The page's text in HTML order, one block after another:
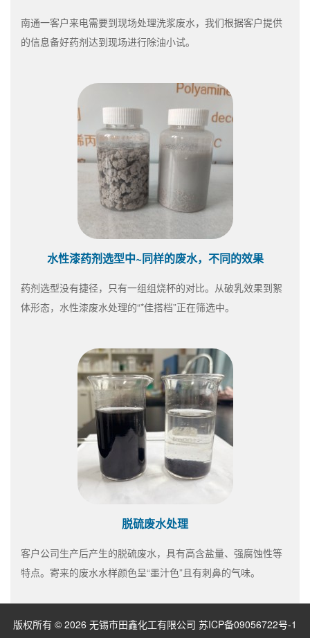
南通一客户来电需要到现场处理洗浆废水，我们根据客户提供
的信息备好药剂达到现场进行除油小试。
水性漆药剂选型中~同样的废水，不同的效果
药剂选型没有捷径，只有一组组烧杯的对比。从破乳效果到絮
体形态，水性漆废水处理的“*佳搭档”正在筛选中。
脱硫废水处理
客户公司生产后产生的脱硫废水，具有高含盐量、强腐蚀性等
特点。寄来的废水水样颜色呈“墨汁色”且有刺鼻的气味。
版权所有 © 2026 无锡市田鑫化工有限公司 苏ICP备09056722号-1